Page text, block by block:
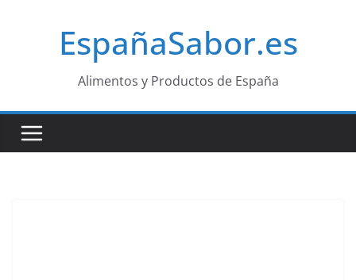
EspañaSabor.es
Alimentos y Productos de España